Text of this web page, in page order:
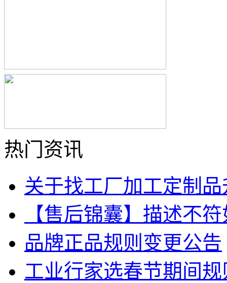
热门资讯
关于找工厂加工定制
【售后锦囊】描述不
品牌正品规则变更公告
工业行家选春节期间